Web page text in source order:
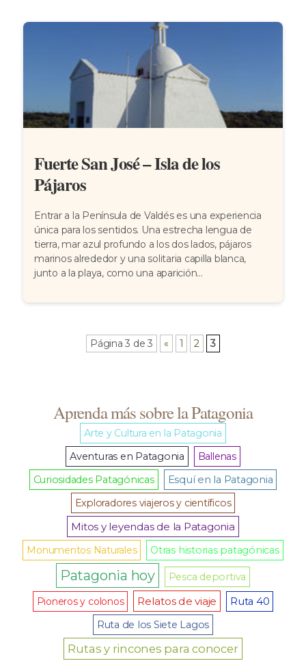
Fuerte San José – Isla de los
Pájaros
Entrar a la Península de Valdés es una experiencia
única para los sentidos. Una estrecha lengua de
tierra, mar azul profundo a los dos lados, pájaros
marinos alrededor y una solitaria capilla blanca,
junto a la playa, como una aparición...
Página 3 de 3 « 1 2 3
Aprenda más sobre la Patagonia
Arte y Cultura en la Patagonia
Aventuras en Patagonia
Ballenas
Curiosidades Patagónicas
Esquí en la Patagonia
Exploradores viajeros y científicos
Mitos y leyendas de la Patagonia
Monumentos Naturales Otras historias patagónicas
Patagonia hoy
Pesca deportiva
Pioneros y colonos
Relatos de viaje
Ruta 40
Ruta de los Siete Lagos
Rutas y rincones para conocer